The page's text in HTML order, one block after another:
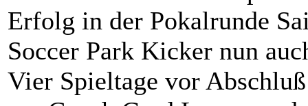
Erfolg in der Pokalrunde
Soccer Park Kicker nun
Vier Spieltage vor